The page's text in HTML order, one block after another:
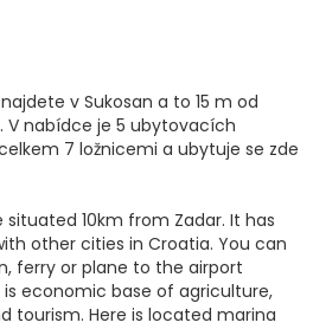
v Sukosan a to 15 m od
nabídce je 5 ubytovacích
7 ložnicemi a ubytuje se zde
10km from Zadar. It has
other cities in Croatia. You can
ferry or plane to the airport
is economic base of agriculture,
tourism. Here is located marina